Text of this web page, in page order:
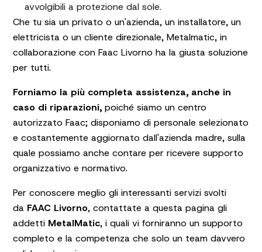
avvolgibili a protezione dal sole.
Che tu sia un privato o un'azienda, un installatore, un
elettricista o un cliente direzionale, Metalmatic, in
collaborazione con Faac Livorno ha la giusta soluzione
per tutti.
Forniamo la più completa assistenza, anche in
caso di riparazioni, poiché siamo un centro
autorizzato Faac; disponiamo di personale selezionato
e costantemente aggiornato dall'azienda madre, sulla
quale possiamo anche contare per ricevere supporto
organizzativo e normativo.
Per conoscere meglio gli interessanti servizi svolti
da FAAC Livorno, contattate a questa pagina gli
addetti MetalMatic, i quali vi forniranno un supporto
completo e la competenza che solo un team davvero